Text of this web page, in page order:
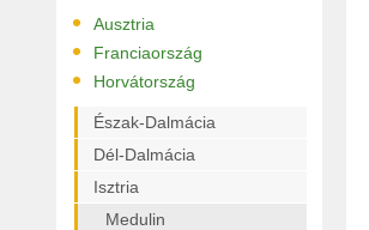
• Ausztria
• Franciaország
• Horvátország
Észak-Dalmácia
Dél-Dalmácia
Isztria
Medulin